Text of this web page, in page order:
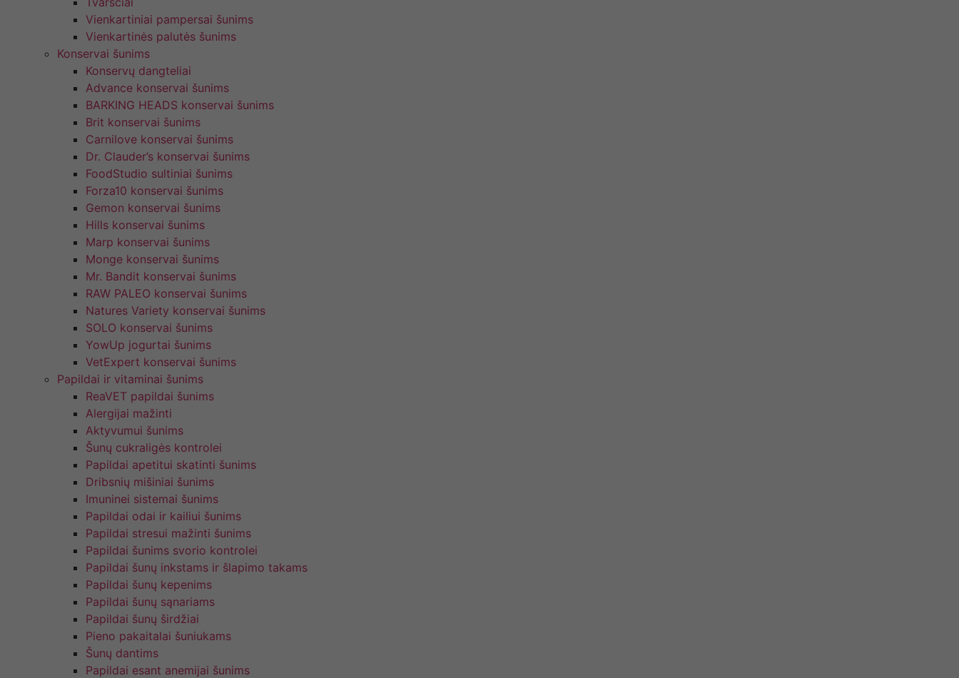
Vienkartiniai pampersai šunims
Vienkartinės palutės šunims
Konservai šunims
Konservų dangteliai
Advance konservai šunims
BARKING HEADS konservai šunims
Brit konservai šunims
Carnilove konservai šunims
Dr. Clauder’s konservai šunims
FoodStudio sultiniai šunims
Forza10 konservai šunims
Gemon konservai šunims
Hills konservai šunims
Marp konservai šunims
Monge konservai šunims
Mr. Bandit konservai šunims
RAW PALEO konservai šunims
Natures Variety konservai šunims
SOLO konservai šunims
YowUp jogurtai šunims
VetExpert konservai šunims
Papildai ir vitaminai šunims
ReaVET papildai šunims
Alergijai mažinti
Aktyvumui šunims
Šunų cukraligės kontrolei
Papildai apetitui skatinti šunims
Dribsnių mišiniai šunims
Imuninei sistemai šunims
Papildai odai ir kailiui šunims
Papildai stresui mažinti šunims
Papildai šunims svorio kontrolei
Papildai šunų inkstams ir šlapimo takams
Papildai šunų kepenims
Papildai šunų sąnariams
Papildai šunų širdžiai
Pieno pakaitalai šuniukams
Šunų dantims
Papildai esant anemijai šunims